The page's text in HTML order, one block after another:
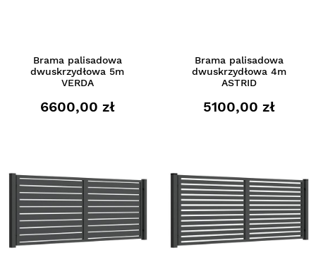
Brama palisadowa
dwuskrzydłowa 5m
VERDA
6600,00 zł
Brama palisadowa
dwuskrzydłowa 4m
ASTRID
5100,00 zł